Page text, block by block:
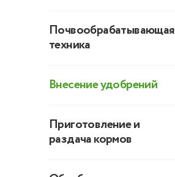
Почвообрабатывающая
техника
Внесение удобрений
Приготовление и
раздача кормов